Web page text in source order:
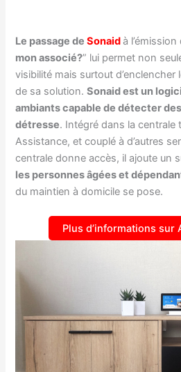
Le passage deSonaidà l’émission
mon associé?” lui permet non
visibilité mais surtout
de sa solution.Sonaid est un
ambiants capable de détecter
détresse. Intégré dans la centrale
Assistance, et couplé à d’autres
centrale donne accès, il ajoute un
les personnes âgées et
du maintien à domicile se pose.
Plus d’informations sur